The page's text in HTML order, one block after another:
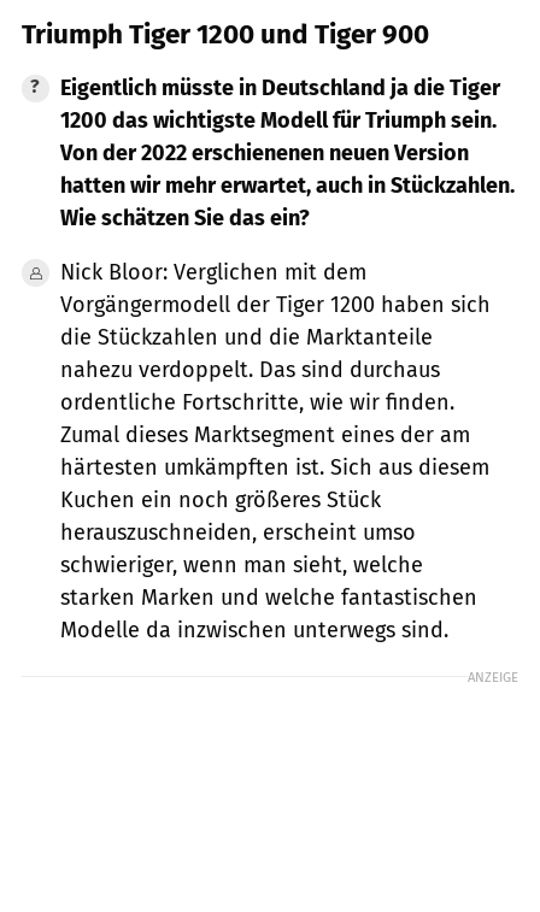
Triumph Tiger 1200 und Tiger 900
Eigentlich müsste in Deutschland ja die Tiger
1200 das wichtigste Modell für Triumph sein.
Von der 2022 erschienenen neuen Version
hatten wir mehr erwartet, auch in Stückzahlen.
Wie schätzen Sie das ein?
Nick Bloor: Verglichen mit dem
Vorgängermodell der Tiger 1200 haben sich
die Stückzahlen und die Marktanteile
nahezu verdoppelt. Das sind durchaus
ordentliche Fortschritte, wie wir finden.
Zumal dieses Marktsegment eines der am
härtesten umkämpften ist. Sich aus diesem
Kuchen ein noch größeres Stück
herauszuschneiden, erscheint umso
schwieriger, wenn man sieht, welche
starken Marken und welche fantastischen
Modelle da inzwischen unterwegs sind.
ANZEIGE